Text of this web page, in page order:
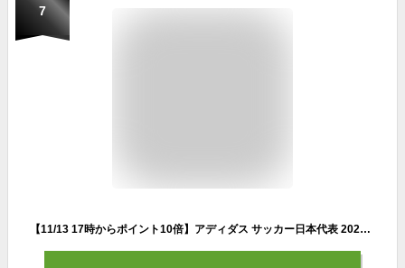
7
【11/13 17時からポイント10倍】アディダス サッカー日本代表 2024 アウェイ レプリカ ユニフォーム iu0963 背番号14 伊東純也 【adidas|アディダス】サッカー日本代表レプリカウェアーkmw70-14-ito